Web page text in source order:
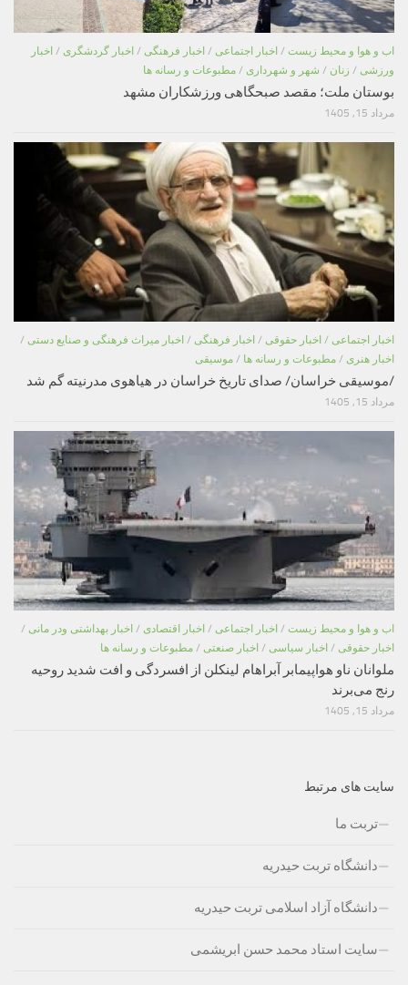
اب و هوا و محیط زیست / اخبار اجتماعی / اخبار فرهنگی / اخبار گردشگری / اخبار
ورزشی / زنان / شهر و شهرداری / مطبوعات و رسانه ها
بوستان ملت؛ مقصد صبحگاهی ورزشکاران مشهد
مرداد 15, 1405
اخبار اجتماعی / اخبار حقوقی / اخبار فرهنگی / اخبار میراث فرهنگی و صنایع دستی /
اخبار هنری / مطبوعات و رسانه ها / موسیقی
/موسیقی خراسان/ صدای تاریخ خراسان در هیاهوی مدرنیته گم شد
مرداد 15, 1405
اب و هوا و محیط زیست / اخبار اجتماعی / اخبار اقتصادی / اخبار بهداشتی ودر مانی /
اخبار حقوقی / اخبار سیاسی / اخبار صنعتی / مطبوعات و رسانه ها
ملوانان ناو هواپیمابر آبراهام لینکلن از افسردگی و افت شدید روحیه
رنج می‌برند
مرداد 15, 1405
سایت های مرتبط
تربت ما
دانشگاه تربت حیدریه
دانشگاه آزاد اسلامی تربت حیدریه
سایت استاد محمد حسن ابریشمی